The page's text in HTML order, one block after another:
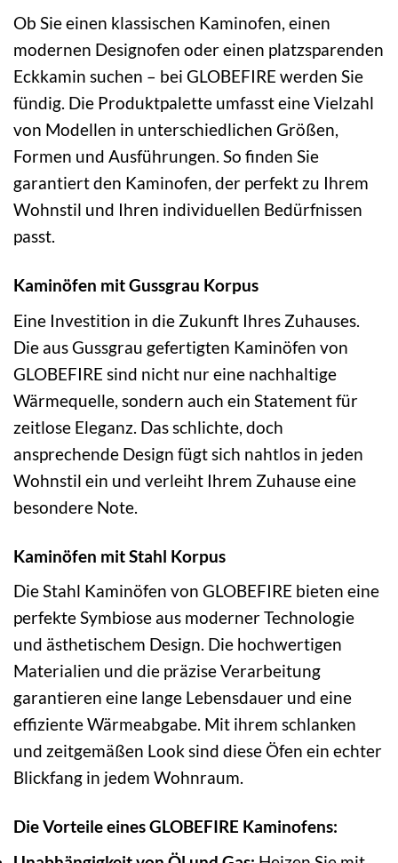
Ob Sie einen klassischen Kaminofen, einen
modernen Designofen oder einen platzsparenden
Eckkamin suchen – bei GLOBEFIRE werden Sie
fündig. Die Produktpalette umfasst eine Vielzahl
von Modellen in unterschiedlichen Größen,
Formen und Ausführungen. So finden Sie
garantiert den Kaminofen, der perfekt zu Ihrem
Wohnstil und Ihren individuellen Bedürfnissen
passt.
Kaminöfen mit Gussgrau Korpus
Eine Investition in die Zukunft Ihres Zuhauses.
Die aus Gussgrau gefertigten Kaminöfen von
GLOBEFIRE sind nicht nur eine nachhaltige
Wärmequelle, sondern auch ein Statement für
zeitlose Eleganz. Das schlichte, doch
ansprechende Design fügt sich nahtlos in jeden
Wohnstil ein und verleiht Ihrem Zuhause eine
besondere Note.
Kaminöfen mit Stahl Korpus
Die Stahl Kaminöfen von GLOBEFIRE bieten eine
perfekte Symbiose aus moderner Technologie
und ästhetischem Design. Die hochwertigen
Materialien und die präzise Verarbeitung
garantieren eine lange Lebensdauer und eine
effiziente Wärmeabgabe. Mit ihrem schlanken
und zeitgemäßen Look sind diese Öfen ein echter
Blickfang in jedem Wohnraum.
Die Vorteile eines GLOBEFIRE Kaminofens: